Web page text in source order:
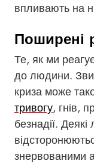
впливають на
Поширені
Те, як ми
до людини.
криза може
тривогу, гнів,
безнадії.
знервованими